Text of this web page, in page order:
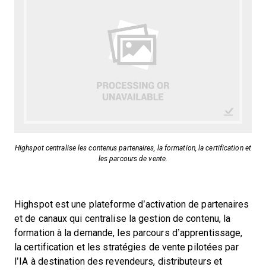
Highspot centralise les contenus partenaires, la formation, la certification et
les parcours de vente.
Highspot est une plateforme d’activation de partenaires
et de canaux qui centralise la gestion de contenu, la
formation à la demande, les parcours d’apprentissage,
la certification et les stratégies de vente pilotées par
l’IA à destination des revendeurs, distributeurs et